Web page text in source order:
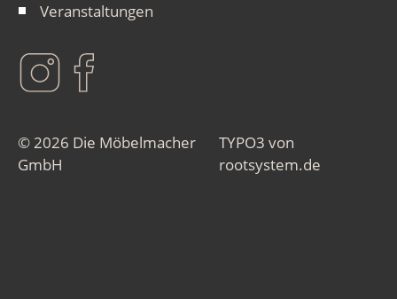
Veranstaltungen
© 2026 Die Möbelmacher
GmbH
TYPO3 von
rootsystem.de